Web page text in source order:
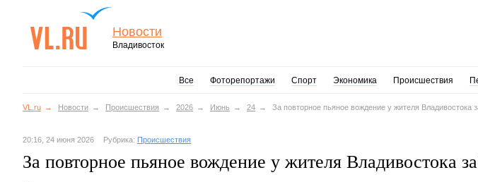
Новости
Владивосток
Все Фоторепортажи Спорт Экономика Происшествия
VL.ru Новости Происшествия 2026 Июнь 24 За повторное пьяное вождение у жителя Владивостока
20:16, 24 июня 2026 Рубрика: Происшествия
За повторное пьяное вождение у жителя Владивостока